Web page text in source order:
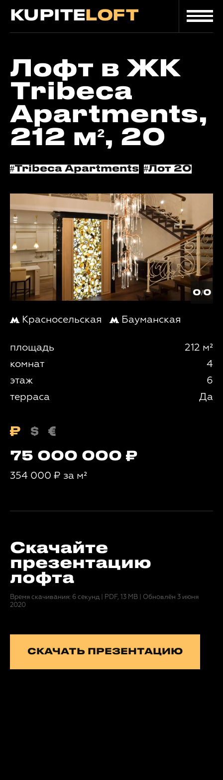
KUPITE LOFT
Лофт в ЖК
Tribeca
Apartments,
212 м², 20
#Tribeca Apartments #Лот 20
0/0
Красносельская Бауманская
площадь
212 м²
комнат
4
этаж
6
терраса
Да
75 000 000
354 000 ₽ за м²
Скачайте
презентацию
лофта
Время скачивания: 6 секунд PDF, 13 MB
Обновлён 3 июня
2020
СКАЧАТЬ ПРЕЗЕНТАЦИЮ